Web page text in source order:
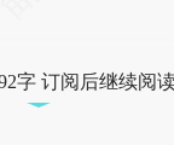
字 订阅后继续阅